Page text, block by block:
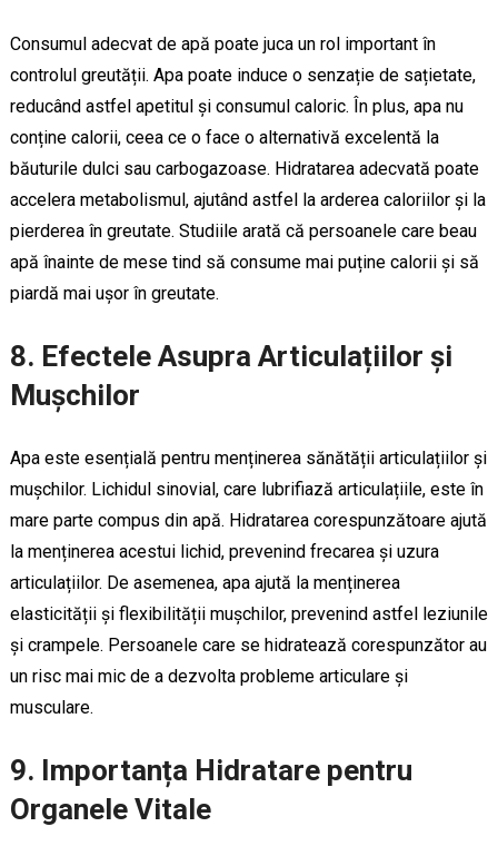
Consumul adecvat de apă poate juca un rol important în
controlul greutății. Apa poate induce o senzație de sațietate,
reducând astfel apetitul și consumul caloric. În plus, apa nu
conține calorii, ceea ce o face o alternativă excelentă la
băuturile dulci sau carbogazoase. Hidratarea adecvată poate
accelera metabolismul, ajutând astfel la arderea caloriilor și la
pierderea în greutate. Studiile arată că persoanele care beau
apă înainte de mese tind să consume mai puține calorii și să
piardă mai ușor în greutate.
8. Efectele Asupra Articulațiilor și
Mușchilor
Apa este esențială pentru menținerea sănătății articulațiilor și
mușchilor. Lichidul sinovial, care lubrifiază articulațiile, este în
mare parte compus din apă. Hidratarea corespunzătoare ajută
la menținerea acestui lichid, prevenind frecarea și uzura
articulațiilor. De asemenea, apa ajută la menținerea
elasticității și flexibilității mușchilor, prevenind astfel leziunile
și crampele. Persoanele care se hidratează corespunzător au
un risc mai mic de a dezvolta probleme articulare și
musculare.
9. Importanța Hidratare pentru
Organele Vitale